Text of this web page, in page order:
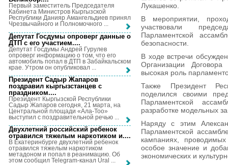
Лукашенко.
В мероприятии,
участвовали
Парламентской
безопасности.
В ходе встречи
Организации Договора
высокая роль
Также Президент
поделился своими
Парламентской
разработке модельных
Наряду с этим
Парламентской
кампаниях,
особое значение и
экономических и
Первый заместитель Председателя
Кабинета Министров Кыргызской
Республики Данияр Амангельдиев принял
Чрезвычайного и Полномочного ...
Депутат Госдумы опроверг данные о
ДТП с его участием....
Депутат Госдумы Андрей Гурулев
опроверг информацию о том, что его
автомобиль попал в ДТП в Забайкальском
крае. Утром он опубликовал ...
Президент Садыр Жапаров
поздравил кыргызстанцев с
праздником....
Президент Кыргызской Республики
Садыр Жапаров сегодня, 21 марта, на
Центральной площади «Ала-Тоо»
выступил с поздравительной речью ...
Двухлетний российский ребенок
отравился тяжелым наркотиком и....
В Екатеринбурге двухлетний ребенок
отравился тяжелым наркотиком
метадоном и попал в реанимацию. Об
этом сообщил Telegram-канал Ural ...